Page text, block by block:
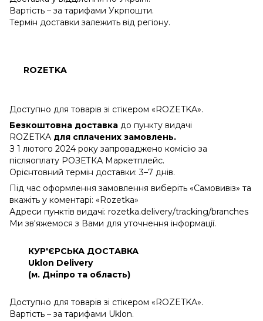
Вартість – за тарифами Укрпошти.
Термін доставки залежить від регіону.
ROZETKA
Доступно для товарів зі стікером «ROZETKA».
Безкоштовна доставка до пункту видачі
ROZETKA для сплачених замовлень.
З 1 лютого 2024 року запроваджено комісію за
післяоплату РОЗЕТКА Маркетплейс.
Орієнтовний термін доставки: 3–7 днів.
Під час оформлення замовлення виберіть «Самовивіз» та
вкажіть у коментарі: «Rozetka»
Адреси пунктів видачі: rozetka.delivery/tracking/branches
Ми зв'яжемося з Вами для уточнення інформації.
КУР'ЄРСЬКА ДОСТАВКА
Uklon Delivery
(м. Дніпро та область)
Доступно для товарів зі стікером «ROZETKA».
Вартість – за тарифами Uklon.